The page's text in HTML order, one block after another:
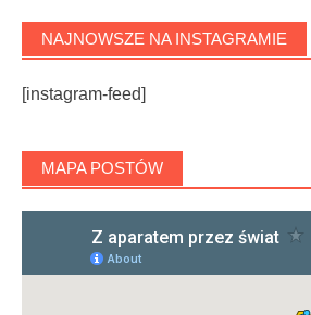
NAJNOWSZE NA INSTAGRAMIE
[instagram-feed]
MAPA POSTÓW